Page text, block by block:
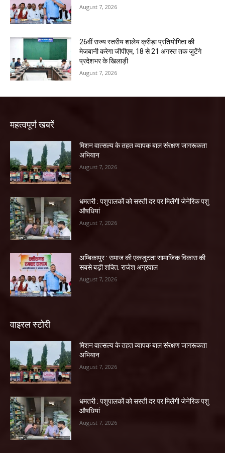
August 7, 2026
26वीं राज्य स्तरीय शालेय क्रीड़ा प्रतियोगिता की
मेजबानी करेगा जीपीएम, 18 से 21 अगस्त तक जुटेंगे
प्रदेशभर के खिलाड़ी
August 7, 2026
महत्वपूर्ण खबरें
मिशन वात्सल्य के तहत व्यापक बाल संरक्षण जागरूकता
अभियान
August 7, 2026
धमतरी : पशुपालकों को सस्ती दर पर मिलेंगी जेनेरिक पशु
औषधियां
August 7, 2026
अम्बिकापुर : समाज की एकजुटता सामाजिक विकास की
सबसे बड़ी शक्ति: राजेश अग्रवाल
August 7, 2026
वाइरल स्टोरी
मिशन वात्सल्य के तहत व्यापक बाल संरक्षण जागरूकता
अभियान
August 7, 2026
धमतरी : पशुपालकों को सस्ती दर पर मिलेंगी जेनेरिक पशु
औषधियां
August 7, 2026